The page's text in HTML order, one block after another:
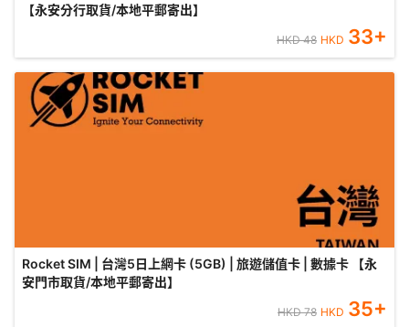
【永安分行取貨/本地平郵寄出】
HKD48 HKD 33+
Rocket SIM | 台灣5日上網卡 (5GB) | 旅遊儲值卡 | 數據卡 【永
安門市取貨/本地平郵寄出】
HKD78 HKD 35+